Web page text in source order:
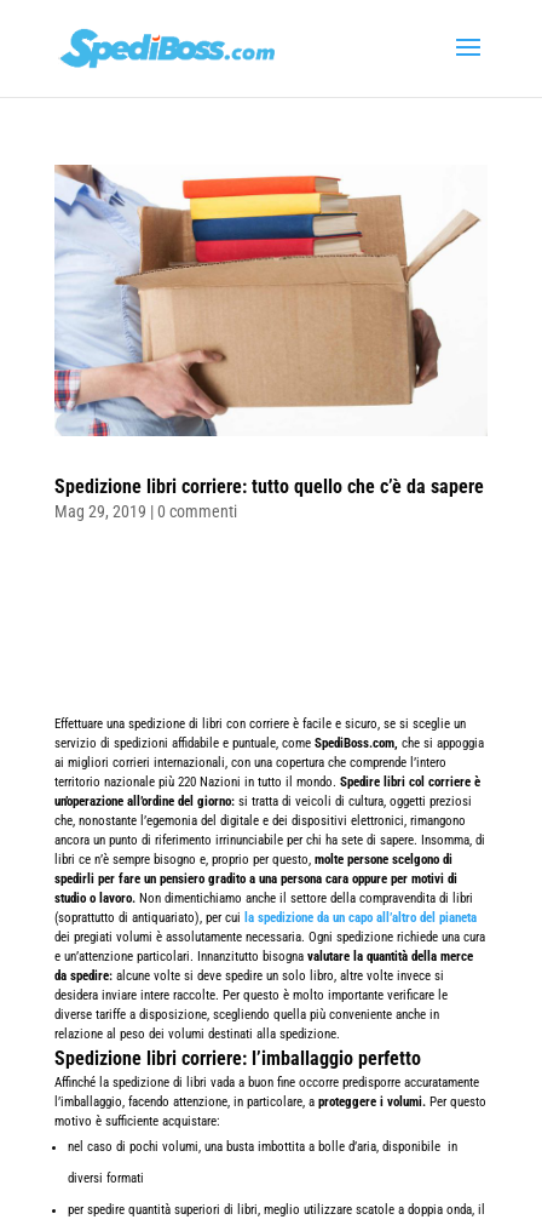
Spedizione libri corriere: tutto quello che c’è da sapere
Mag 29, 2019 |0 commenti
Effettuare una spedizione di libri con corriere è facile e sicuro, se si sceglie un
servizio di spedizioni affidabile e puntuale, come SpediBoss.com, che si appoggia
ai migliori corrieri internazionali, con una copertura che comprende l’intero
territorio nazionale più 220 Nazioni in tutto il mondo. Spedire libri col corriere è
un’operazione all’ordine del giorno:si tratta di veicoli di cultura, oggetti preziosi
che, nonostante l’egemonia del digitale e dei dispositivi elettronici, rimangono
ancora un punto di riferimento irrinunciabile per chi ha sete di sapere. Insomma, di
libri ce n’è sempre bisogno e, proprio per questo, molte persone scelgono di
spedirli per fare un pensiero gradito a una persona cara oppure per motivi di
studio o lavoro. Non dimentichiamo anche il settore della compravendita di libri
(soprattutto di antiquariato), per cui la spedizione da un capo all’altro del pianeta
dei pregiati volumi è assolutamente necessaria. Ogni spedizione richiede una cura
e un’attenzione particolari. Innanzitutto bisogna valutare la quantità della merce
da spedire:alcune volte si deve spedire un solo libro, altre volte invece si
desidera inviare intere raccolte. Per questo è molto importante verificare le
diverse tariffe a disposizione, scegliendo quella più conveniente anche in
relazione al peso dei volumi destinati alla spedizione.
Spedizione libri corriere: l’imballaggio perfetto
Affinché la spedizione di libri vada a buon fine occorre predisporre accuratamente
l’imballaggio, facendo attenzione, in particolare, a proteggere i volumi. Per questo
motivo è sufficiente acquistare:
nel caso di pochi volumi, una busta imbottita a bolle d’aria, disponibile in
diversi formati
per spedire quantità superiori di libri, meglio utilizzare scatole a doppia onda, il